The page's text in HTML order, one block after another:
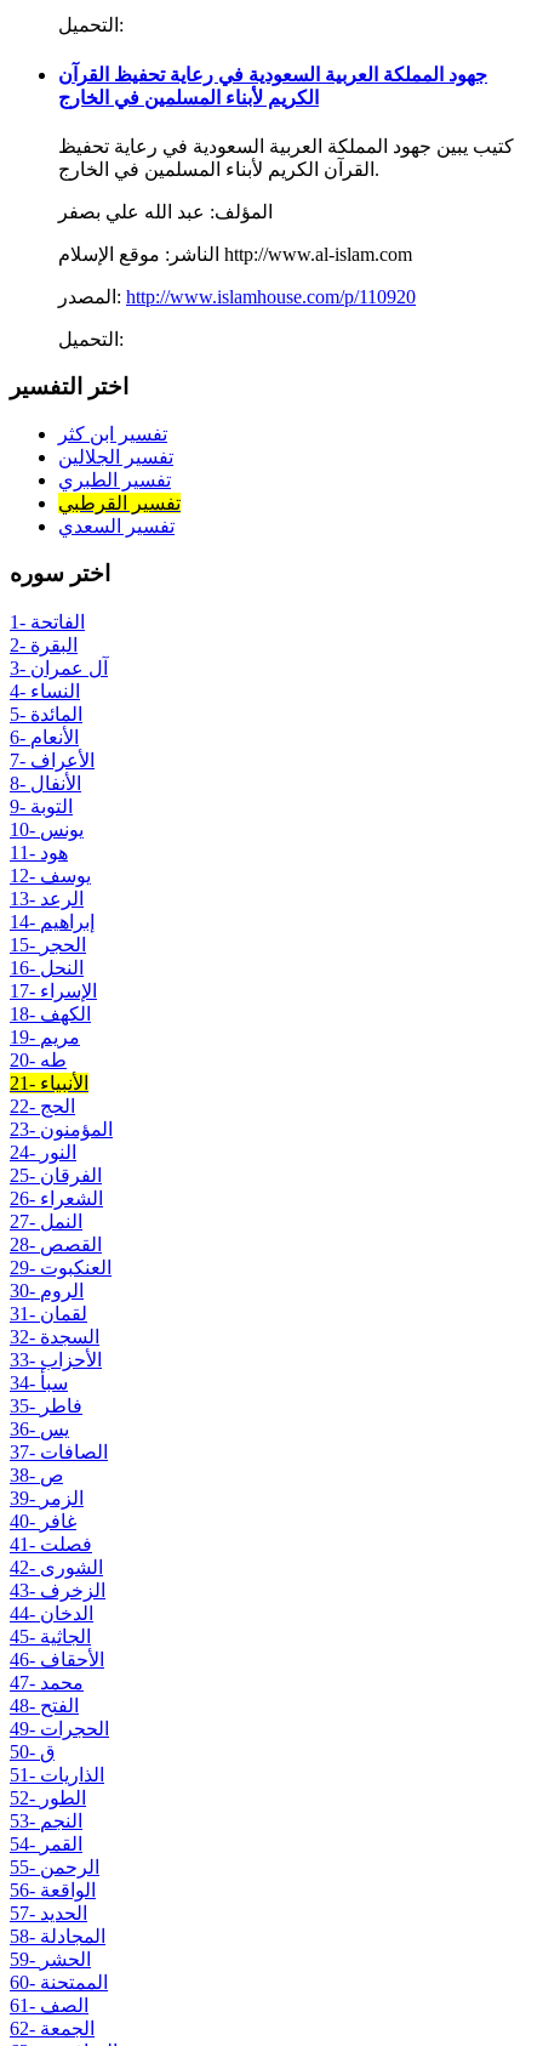
التحميل:
جهود المملكة العربية السعودية في رعاية تحفيظ القرآن
الكريم لأبناء المسلمين في الخارج
كتيب يبين جهود المملكة العربية السعودية في رعاية تحفيظ
القرآن الكريم لأبناء المسلمين في الخارج.
المؤلف: عبد الله علي بصفر
الناشر: موقع الإسلام http://www.al-islam.com
المصدر: http://www.islamhouse.com/p/110920
التحميل:
اختر التفسير
تفسير ابن كثر
تفسير الجلالين
تفسير الطبري
تفسير القرطبي
تفسير السعدي
اختر سوره
1- الفاتحة
2- البقرة
3- آل عمران
4- النساء
5- المائدة
6- الأنعام
7- الأعراف
8- الأنفال
9- التوبة
10- يونس
11- هود
12- يوسف
13- الرعد
14- إبراهيم
15- الحجر
16- النحل
17- الإسراء
18- الكهف
19- مريم
20- طه
21- الأنبياء
22- الحج
23- المؤمنون
24- النور
25- الفرقان
26- الشعراء
27- النمل
28- القصص
29- العنكبوت
30- الروم
31- لقمان
32- السجدة
33- الأحزاب
34- سبأ
35- فاطر
36- يس
37- الصافات
38- ص
39- الزمر
40- غافر
41- فصلت
42- الشورى
43- الزخرف
44- الدخان
45- الجاثية
46- الأحقاف
47- محمد
48- الفتح
49- الحجرات
50- ق
51- الذاريات
52- الطور
53- النجم
54- القمر
55- الرحمن
56- الواقعة
57- الحديد
58- المجادلة
59- الحشر
60- الممتحنة
61- الصف
62- الجمعة